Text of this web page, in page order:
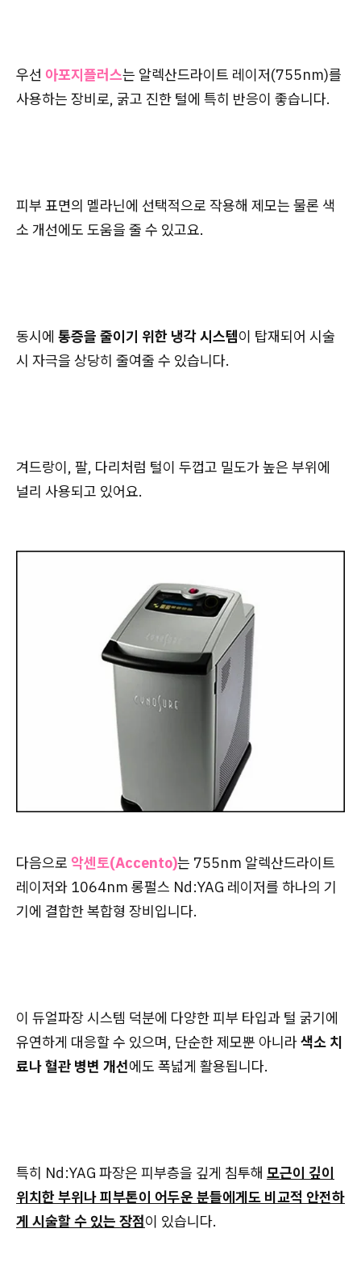
우선 아포지플러스는 알렉산드라이트 레이저(755nm)를
사용하는 장비로, 굵고 진한 털에 특히 반응이 좋습니다.
피부 표면의 멜라닌에 선택적으로 작용해 제모는 물론 색
소 개선에도 도움을 줄 수 있고요.
동시에 통증을 줄이기 위한 냉각 시스템이 탑재되어 시술
시 자극을 상당히 줄여줄 수 있습니다.
겨드랑이, 팔, 다리처럼 털이 두껍고 밀도가 높은 부위에
널리 사용되고 있어요.
다음으로 악센토(Accento)는 755nm 알렉산드라이트
레이저와 1064nm 롱펄스 Nd:YAG 레이저를 하나의 기
기에 결합한 복합형 장비입니다.
이 듀얼파장 시스템 덕분에 다양한 피부 타입과 털 굵기에
유연하게 대응할 수 있으며, 단순한 제모뿐 아니라색소 치
료나 혈관 병변 개선에도 폭넓게 활용됩니다.
특히 Nd:YAG 파장은 피부층을 깊게 침투해 모근이 깊이
위치한 부위나 피부톤이 어두운 분들에게도 비교적 안전하
게 시술할 수 있는 장점이 있습니다.